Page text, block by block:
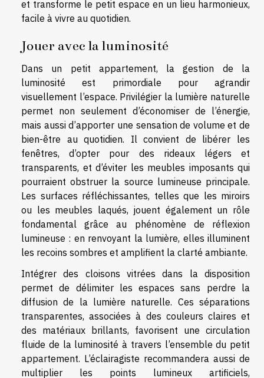
et transforme le petit espace en un lieu harmonieux,
facile à vivre au quotidien.
Jouer avec la luminosité
Dans un petit appartement, la gestion de la
luminosité est primordiale pour agrandir
visuellement l’espace. Privilégier la lumière naturelle
permet non seulement d’économiser de l’énergie,
mais aussi d’apporter une sensation de volume et de
bien-être au quotidien. Il convient de libérer les
fenêtres, d’opter pour des rideaux légers et
transparents, et d’éviter les meubles imposants qui
pourraient obstruer la source lumineuse principale.
Les surfaces réfléchissantes, telles que les miroirs
ou les meubles laqués, jouent également un rôle
fondamental grâce au phénomène de réflexion
lumineuse : en renvoyant la lumière, elles illuminent
les recoins sombres et amplifient la clarté ambiante.
Intégrer des cloisons vitrées dans la disposition
permet de délimiter les espaces sans perdre la
diffusion de la lumière naturelle. Ces séparations
transparentes, associées à des couleurs claires et
des matériaux brillants, favorisent une circulation
fluide de la luminosité à travers l’ensemble du petit
appartement. L’éclairagiste recommandera aussi de
multiplier les points lumineux artificiels,